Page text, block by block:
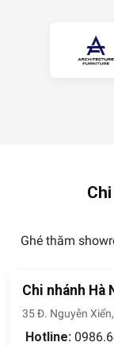
Ghé thăm
Chi nhánh Hà
35 Đ. Nguyễn
Hotline: